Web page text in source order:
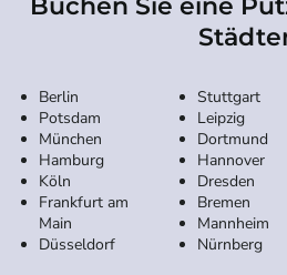
Buchen Sie eine
Berlin
Potsdam
München
Hamburg
Köln
Frankfurt am
Main
Düsseldorf
Stuttgart
Leipzig
Dortmund
Hannover
Dresden
Bremen
Mannheim
Nürnberg